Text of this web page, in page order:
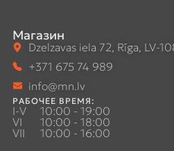
Магазин
Dzelzavas iela 72, Rīga, LV-
+371 675 74 989
info@mn.lv
РАБОЧЕЕ ВРЕМЯ:
I-V
10:00 - 19:00
VI
10:00 - 18:00
VII
10:00 - 16:00